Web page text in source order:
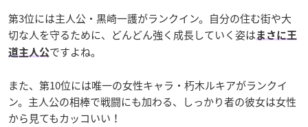
第3位には主人公・黒崎一護がランクイン。自分の住む街や大
切な人を守るために、どんどん強く成長していく姿は まさに王
道主人公ですよね。
また、第10位には唯一の女性キャラ・朽木ルキアがランクイ
ン。主人公の相棒で戦闘にも加わる、しっかり者の彼女は女性
から見てもカッコいい！